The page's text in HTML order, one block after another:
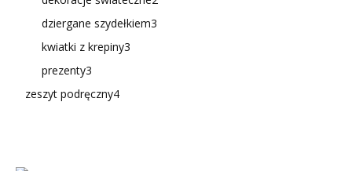
dziergane szydełkiem3
kwiatki z krepiny3
prezenty3
zeszyt podręczny4